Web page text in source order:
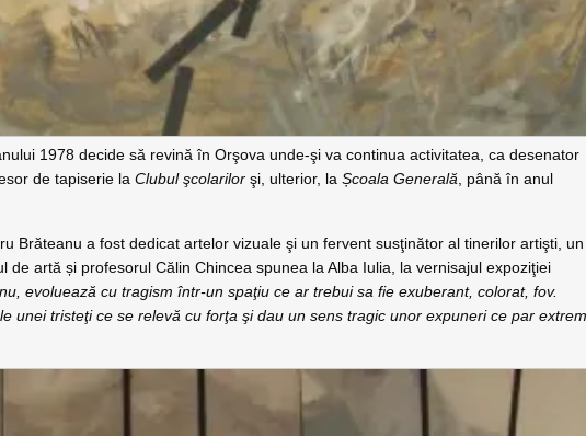
1978 decide să revină în Orşova unde-şi va continua activitatea, ca desenator
de tapiserie laClubul şcolarilor şi, ulterior, laȘcoala Generală , până în anul
Brăteanu a fost dedicat artelor vizuale şi un fervent susţinător al tinerilor artişti, un
de artă și profesorul Călin Chincea spunea la Alba Iulia, la vernisajul expoziţiei
evoluează cu tragism într-un spaţiu ce ar trebui sa fie exuberant, colorat, fov.
unei tristeţi ce se relevă cu forţa şi dau un sens tragic unor expuneri ce par